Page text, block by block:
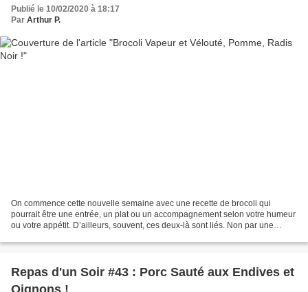
Publié le 10/02/2020 à 18:17
Par Arthur P.
On commence cette nouvelle semaine avec une recette de brocoli qui
pourrait être une entrée, un plat ou un accompagnement selon votre humeur
ou votre appétit. D’ailleurs, souvent, ces deux-là sont liés. Non par une
Repas d'un Soir #43 : Porc Sauté aux Endives et